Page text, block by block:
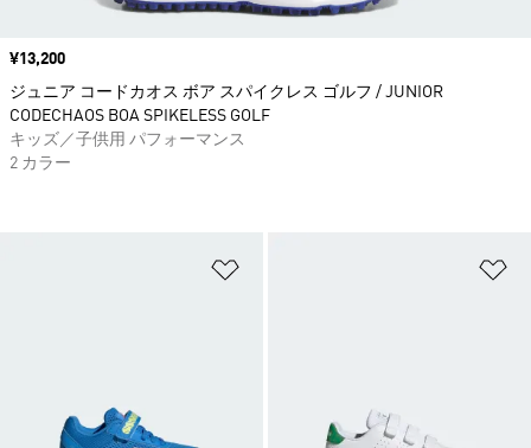
価格
¥13,200
ジュニア コードカオス ボア スパイクレス ゴルフ / JUNIOR
CODECHAOS BOA SPIKELESS GOLF
キッズ／子供用 パフォーマンス
2 カラー